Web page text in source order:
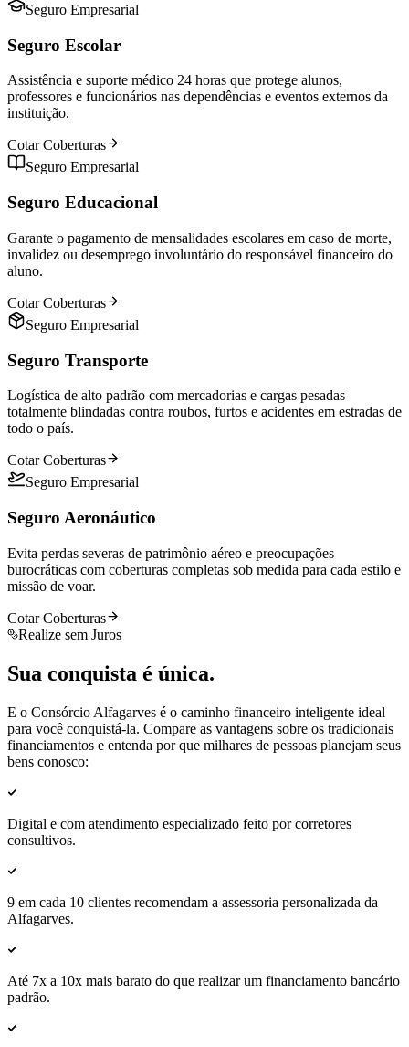
Seguro Empresarial
Seguro Escolar
Assistência e suporte médico 24 horas que protege alunos,
professores e funcionários nas dependências e eventos externos da
instituição.
Cotar Coberturas
Seguro Empresarial
Seguro Educacional
Garante o pagamento de mensalidades escolares em caso de morte,
invalidez ou desemprego involuntário do responsável financeiro do
aluno.
Cotar Coberturas
Seguro Empresarial
Seguro Transporte
Logística de alto padrão com mercadorias e cargas pesadas
totalmente blindadas contra roubos, furtos e acidentes em estradas de
todo o país.
Cotar Coberturas
Seguro Empresarial
Seguro Aeronáutico
Evita perdas severas de patrimônio aéreo e preocupações
burocráticas com coberturas completas sob medida para cada estilo e
missão de voar.
Cotar Coberturas
Realize sem Juros
Sua conquista é única.
E o Consórcio Alfagarves é o caminho financeiro inteligente ideal
para você conquistá-la. Compare as vantagens sobre os tradicionais
financiamentos e entenda por que milhares de pessoas planejam seus
bens conosco:
Digital e com atendimento especializado feito por corretores
consultivos.
9 em cada 10 clientes recomendam a assessoria personalizada da
Alfagarves.
Até 7x a 10x mais barato do que realizar um financiamento bancário
padrão.